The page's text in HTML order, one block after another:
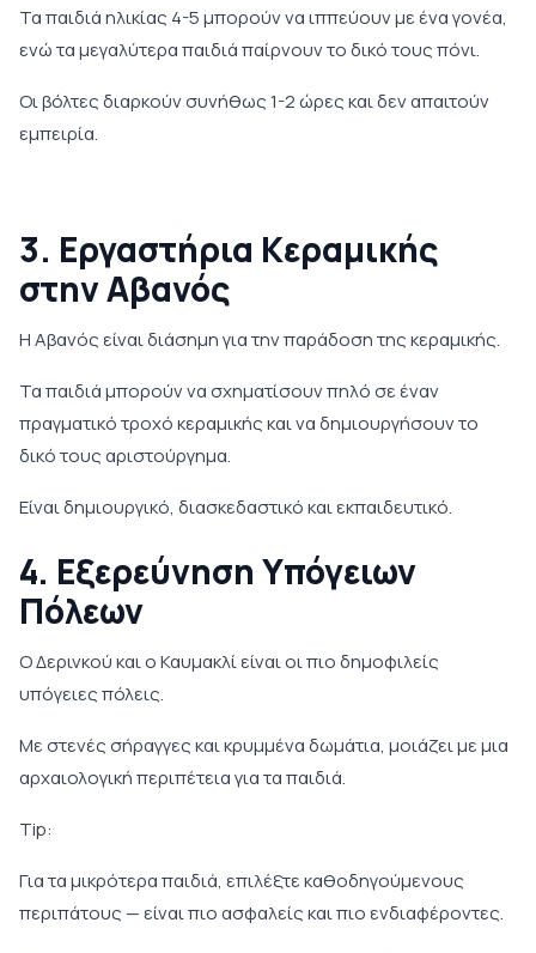
Τα παιδιά ηλικίας 4-5 μπορούν να ιππεύουν με ένα γονέα,
ενώ τα μεγαλύτερα παιδιά παίρνουν το δικό τους πόνι.
Οι βόλτες διαρκούν συνήθως 1-2 ώρες και δεν απαιτούν
εμπειρία.
3. Εργαστήρια Κεραμικής
στην Αβανός
Η Αβανός είναι διάσημη για την παράδοση της κεραμικής.
Τα παιδιά μπορούν να σχηματίσουν πηλό σε έναν
πραγματικό τροχό κεραμικής και να δημιουργήσουν το
δικό τους αριστούργημα.
Είναι δημιουργικό, διασκεδαστικό και εκπαιδευτικό.
4. Εξερεύνηση Υπόγειων
Πόλεων
Ο Δερινκού και ο Καυμακλί είναι οι πιο δημοφιλείς
υπόγειες πόλεις.
Με στενές σήραγγες και κρυμμένα δωμάτια, μοιάζει με μια
αρχαιολογική περιπέτεια για τα παιδιά.
Tip:
Για τα μικρότερα παιδιά, επιλέξτε καθοδηγούμενους
περιπάτους — είναι πιο ασφαλείς και πιο ενδιαφέροντες.